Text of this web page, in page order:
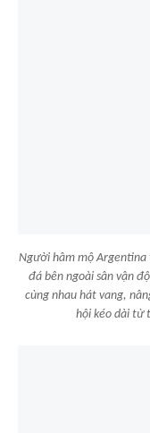
Người hâm mộ Argentina
đá bên ngoài sân vận
cùng nhau hát vang,
hội kéo dài từ